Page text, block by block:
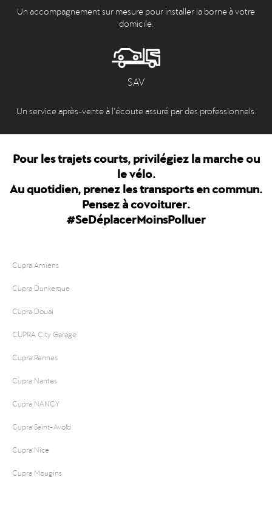
Un accompagnement sur mesure pour installer la borne à votre
domicile.
SAV
Un service après-vente à l’écoute assuré par des professionnels.
Pour les trajets courts, privilégiez la marche ou
le vélo.
Au quotidien, prenez les transports en commun.
Pensez à covoiturer.
#SeDéplacerMoinsPolluer
Cupra Amiens
Cupra Dunkerque
Cupra Douai
CUPRA City Garage
Cupra Rennes
Cupra Nantes
Cupra NANCY
Cupra Saint-Avold
Cupra Nice
Cupra Mougins